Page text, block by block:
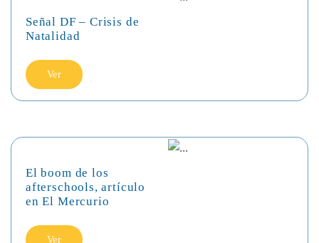
Señal DF – Crisis de
Natalidad
Ver
El boom de los
afterschools, artículo
en El Mercurio
Ver